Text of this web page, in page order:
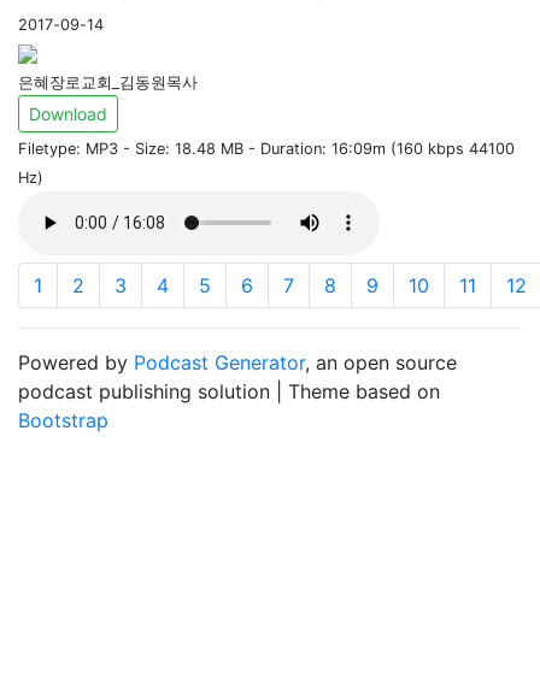
2017-09-14
은혜장로교회_김동원목사
Download
Filetype: MP3 - Size: 18.48 MB - Duration: 16:09m (160 kbps 44100
Hz)
1 2 3 4 5 6 7 8 9 10 11 12
Powered by Podcast Generator, an open source
podcast publishing solution | Theme based on
Bootstrap